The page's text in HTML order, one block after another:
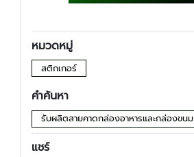
หมวดหมู่
สติกเกอร์
คำค้นหา
รับผลิตสายคาดกล่องอาหารและกล่องขนม
แชร์